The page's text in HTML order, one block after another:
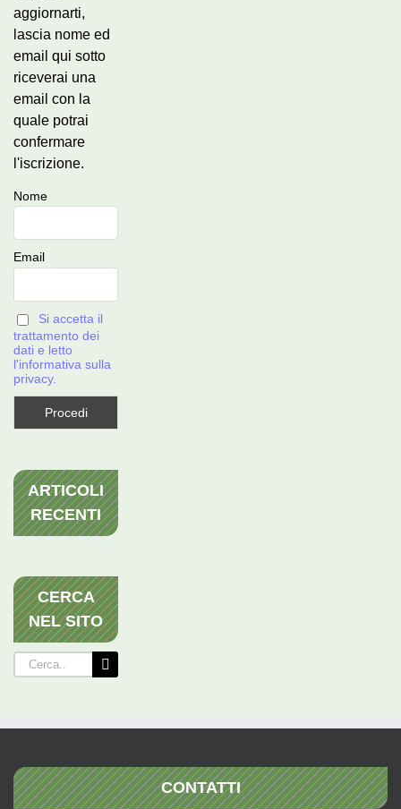
aggiornarti,
lascia nome ed
email qui sotto
riceverai una
email con la
quale potrai
confermare
l'iscrizione.
Nome
Email
Si accetta il
trattamento dei
dati e letto
l'informativa sulla
privacy.
ARTICOLI
RECENTI
CERCA
NEL SITO
Cerca
per:
CONTATTI